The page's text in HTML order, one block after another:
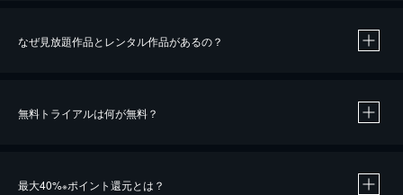
なぜ見放題作品とレンタル作品があるの？
無料トライアルは何が無料？
最大40%※ポイント還元とは？